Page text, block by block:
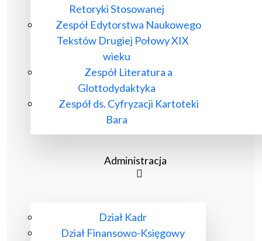
Retoryki Stosowanej
Zespół Edytorstwa Naukowego
Tekstów Drugiej Połowy XIX
wieku
Zespół Literatura a
Glottodydaktyka
Zespół ds. Cyfryzacji Kartoteki
Bara
Administracja
Dział Kadr
Dział Finansowo-Księgowy